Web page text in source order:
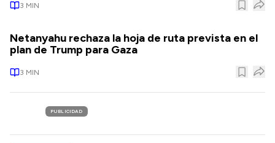
3 MIN
Netanyahu rechaza la hoja de ruta prevista en el
plan de Trump para Gaza
3 MIN
PUBLICIDAD